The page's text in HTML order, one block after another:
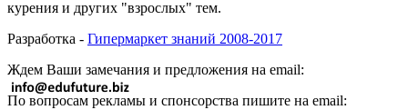
курения и других "взрослых" тем.
Разработка - Гипермаркет знаний 2008-2017
Ждем Ваши замечания и предложения на email:
По вопросам рекламы и спонсорства пишите на email: